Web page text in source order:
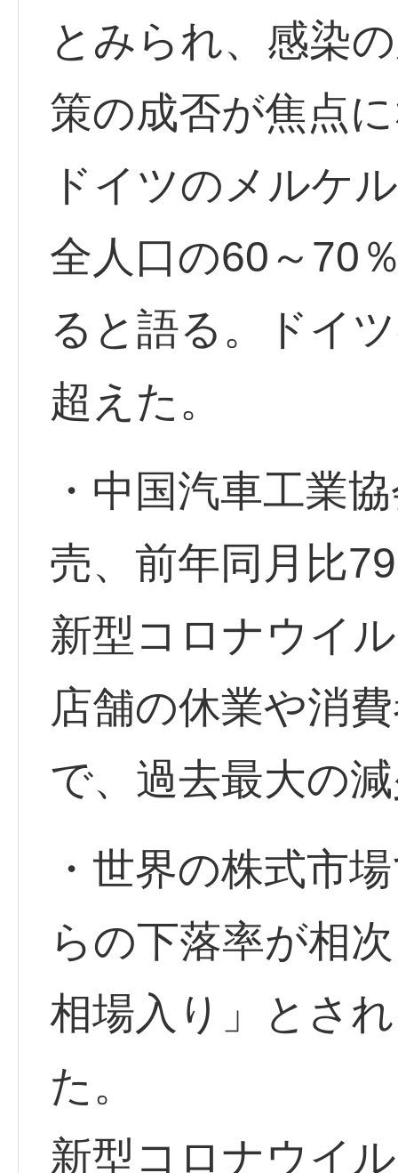
とみられ、感染
策の成否が焦点
ドイツのメルケ
全人口の60～70
ると語る。ドイ
超えた。
・中国汽車工業
売、前年同月比
新型コロナウイ
店舗の休業や消
で、過去最大の
・世界の株式市
らの下落率が相
相場入り」とさ
た。
新型コロナウイ